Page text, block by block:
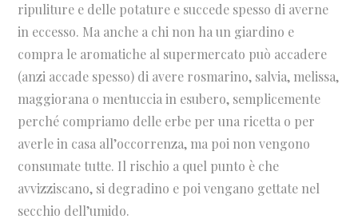
ripuliture e delle potature e succede spesso di averne
in eccesso. Ma anche a chi non ha un giardino e
compra le aromatiche al supermercato può accadere
(anzi accade spesso) di avere rosmarino, salvia, melissa,
maggiorana o mentuccia in esubero, semplicemente
perché compriamo delle erbe per una ricetta o per
averle in casa all’occorrenza, ma poi non vengono
consumate tutte. Il rischio a quel punto è che
avvizziscano, si degradino e poi vengano gettate nel
secchio dell’umido.